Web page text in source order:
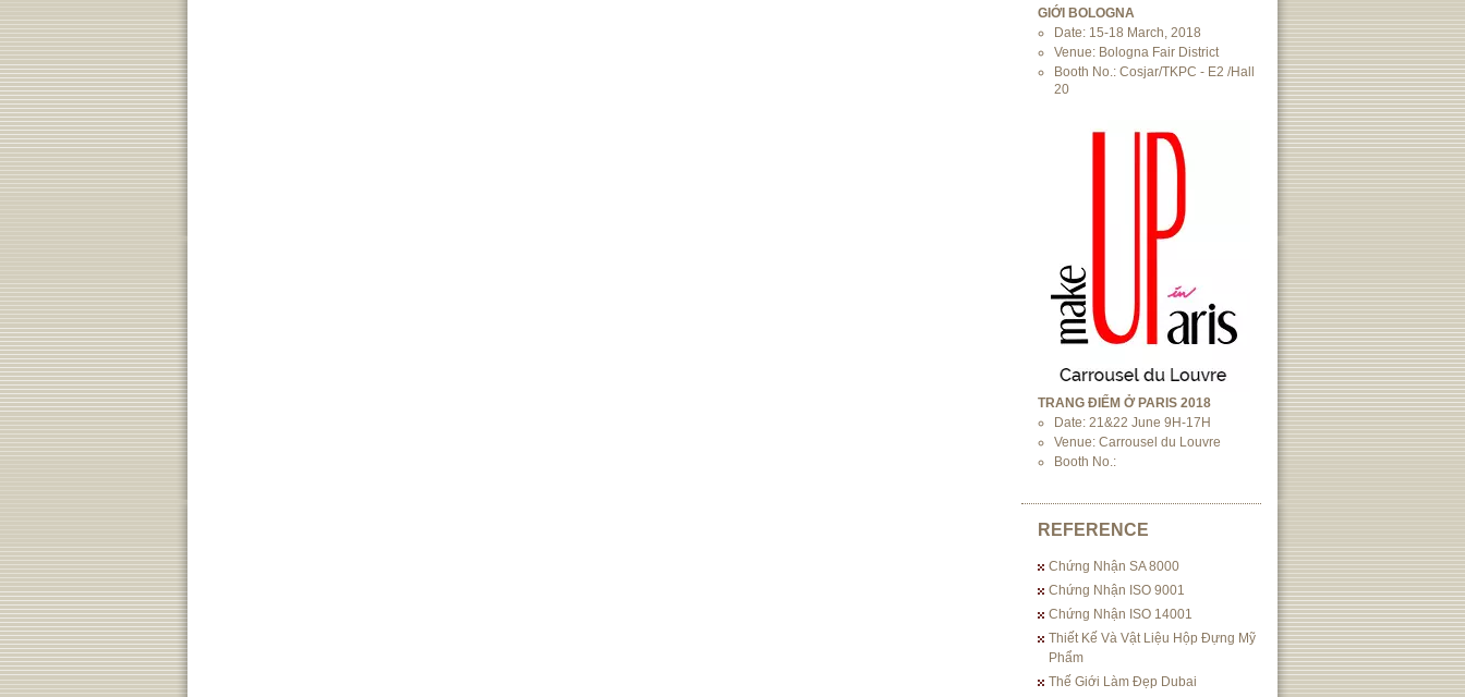
GIỚI BOLOGNA
Date: 15-18 March, 2018
Venue: Bologna Fair District
Booth No.: Cosjar/TKPC - E2 /Hall
20
TRANG ĐIỂM Ở PARIS 2018
Date: 21&22 June 9H-17H
Venue: Carrousel du Louvre
Booth No.:
REFERENCE
Chứng Nhận SA 8000
Chứng Nhận ISO 9001
Chứng Nhận ISO 14001
Thiết Kế Và Vật Liệu Hộp Đựng Mỹ
Phẩm
Thế Giới Làm Đẹp Dubai